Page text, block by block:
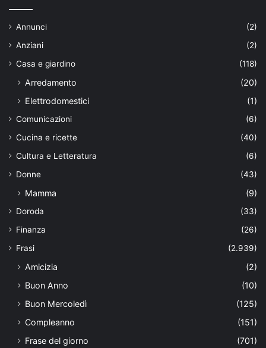
Annunci
(2)
Anziani
(2)
Casa e giardino
(118)
Arredamento
(20)
Elettrodomestici
(1)
Comunicazioni
(6)
Cucina e ricette
(40)
Cultura e Letteratura
(6)
Donne
(43)
Mamma (9)
Doroda
(33)
Finanza
(26)
Frasi
(2.939)
Amicizia
(2)
Buon Anno
(10)
Buon Mercoledì
(125)
Compleanno
(151)
Frase del giorno
(701)